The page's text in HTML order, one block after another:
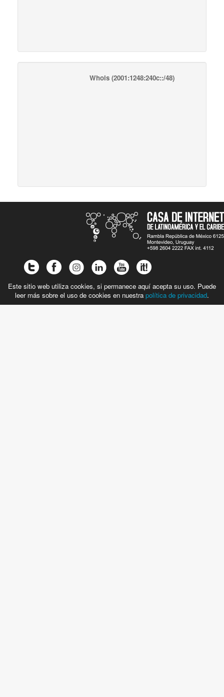
Whois(2001:1248:240c::/48)
Este sitio web utiliza cookies, si permanece aquí acepta su uso. Puede
leer más sobre el uso de cookies en nuestra política de privacidad.